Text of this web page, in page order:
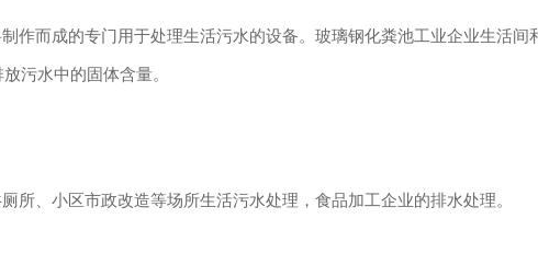
而成的专门用于处理生活污水的设备。玻璃钢化粪池工业企业生活间
污水中的固体含量。
、小区市政改造等场所生活污水处理，食品加工企业的排水处理。